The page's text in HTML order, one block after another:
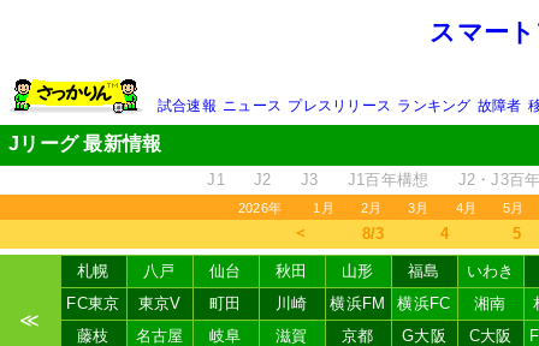
スマー
試合速報 ニュース プレスリリース ランキング 故障者
Jリーグ 最新情報
J1 J2 J3 J1百年構想 J2・J3百
2026年 1月 2月 3月 4月 5月
＜ 8/3 4 5
≪
札幌 八戸 仙台 秋田 山形 福島
いわき
FC東京
東京V 町田 川崎 横浜FM 横浜FC 湘南
藤枝
名古屋 岐阜 滋賀 京都 G大阪 C大阪